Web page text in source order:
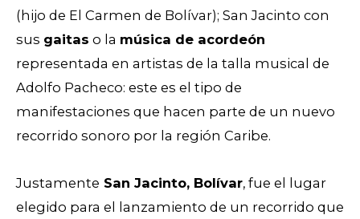
(hijo de El Carmen de Bolívar); San Jacinto con
sus gaitas o la música de acordeón
representada en artistas de la talla musical de
Adolfo Pacheco: este es el tipo de
manifestaciones que hacen parte de un nuevo
recorrido sonoro por la región Caribe.
Justamente San Jacinto, Bolívar, fue el lugar
elegido para el lanzamiento de un recorrido que